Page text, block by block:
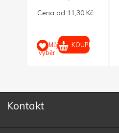
Cena od 11,30 Kč
Můj
výběr
KOUPIT
Kontakt